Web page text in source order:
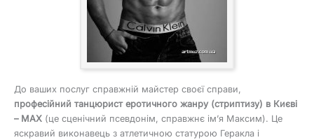
До ваших послуг справжній майстер своєї справи,
професійний танцюрист еротичного жанру (стриптизу) в Києві
– MAX (це сценічний псевдонім, справжнє ім’я Максим). Це
яскравий виконавець з атлетичною статурою Геракла і